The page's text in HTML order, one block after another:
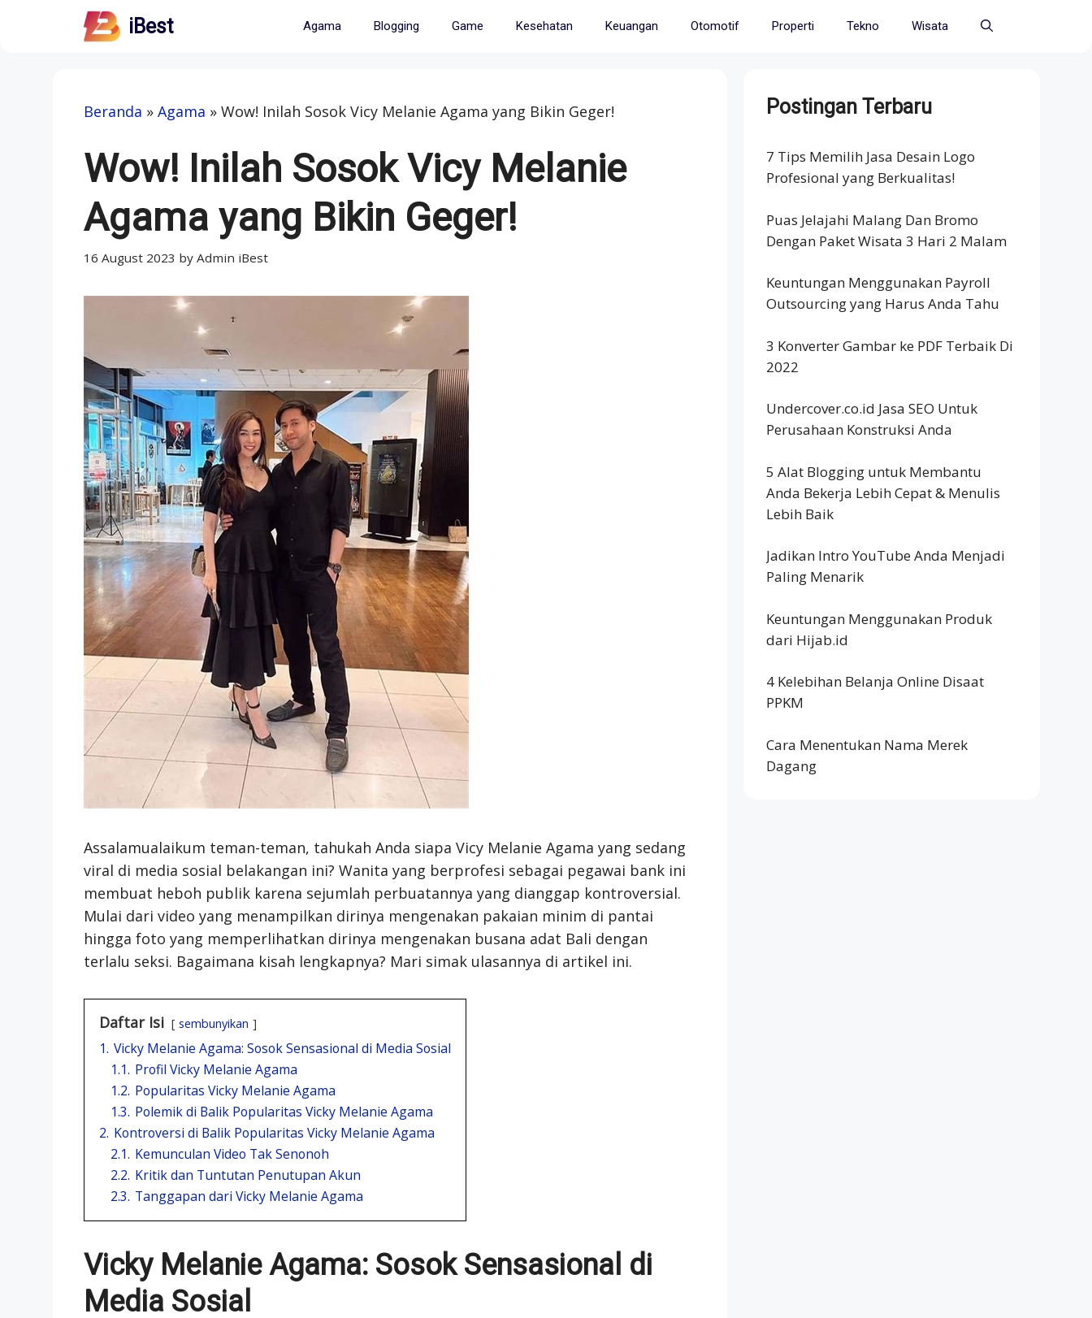
iBest Agama Blogging Game Kesehatan Keuangan Otomotif Properti Tekno Wisata
Beranda » Agama » Wow! Inilah Sosok Vicy Melanie Agama yang Bikin Geger!
Wow! Inilah Sosok Vicy Melanie
Agama yang Bikin Geger!
16 August 2023 by Admin iBest
Assalamualaikum teman-teman, tahukah Anda siapa Vicy Melanie Agama yang sedang
viral di media sosial belakangan ini? Wanita yang berprofesi sebagai pegawai bank ini
membuat heboh publik karena sejumlah perbuatannya yang dianggap kontroversial.
Mulai dari video yang menampilkan dirinya mengenakan pakaian minim di pantai
hingga foto yang memperlihatkan dirinya mengenakan busana adat Bali dengan
terlalu seksi. Bagaimana kisah lengkapnya? Mari simak ulasannya di artikel ini.
Daftar Isi sembunyikan
1. Vicky Melanie Agama: Sosok Sensasional di Media Sosial
1.1. Profil Vicky Melanie Agama
1.2. Popularitas Vicky Melanie Agama
1.3. Polemik di Balik Popularitas Vicky Melanie Agama
2. Kontroversi di Balik Popularitas Vicky Melanie Agama
2.1. Kemunculan Video Tak Senonoh
2.2. Kritik dan Tuntutan Penutupan Akun
2.3. Tanggapan dari Vicky Melanie Agama
Vicky Melanie Agama: Sosok Sensasional di
Media Sosial
Postingan Terbaru
7 Tips Memilih Jasa Desain Logo
Profesional yang Berkualitas!
Puas Jelajahi Malang Dan Bromo
Dengan Paket Wisata 3 Hari 2 Malam
Keuntungan Menggunakan Payroll
Outsourcing yang Harus Anda Tahu
3 Konverter Gambar ke PDF Terbaik Di
2022
Undercover.co.id Jasa SEO Untuk
Perusahaan Konstruksi Anda
5 Alat Blogging untuk Membantu
Anda Bekerja Lebih Cepat & Menulis
Lebih Baik
Jadikan Intro YouTube Anda Menjadi
Paling Menarik
Keuntungan Menggunakan Produk
dari Hijab.id
4 Kelebihan Belanja Online Disaat
PPKM
Cara Menentukan Nama Merek
Dagang